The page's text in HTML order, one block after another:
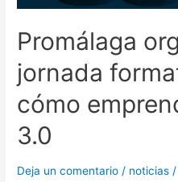
Promálaga
jornada
cómo
3.0
Deja un comentario / noticias